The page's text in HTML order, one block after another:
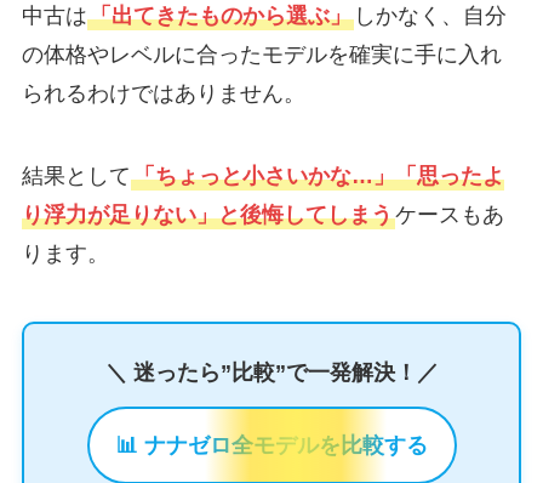
中古は「出てきたものから選ぶ」しかなく、自分
の体格やレベルに合ったモデルを確実に手に入れ
られるわけではありません。
結果として「ちょっと小さいかな…」「思ったよ
り浮力が足りない」と後悔してしまうケースもあ
ります。
＼ 迷ったら”比較”で一発解決！／
📊 ナナゼロ全モデルを比較する